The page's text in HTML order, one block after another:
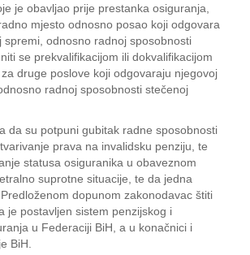
je obavljao prije prestanka osiguranja,
mjesto odnosno posao koji odgovara
spremi, odnosno radnoj sposobnosti
se prekvalifikacijom ili dokvalifikacijom
druge poslove koji odgovaraju njegovoj
radnoj sposobnosti stečenoj
da su potpuni gubitak radne sposobnosti
prava na invalidsku penziju, te
statusa osiguranika u obaveznom
suprotne situacije, te da jedna
dopunom zakonodavac štiti
je postavljen sistem penzijskog i
u Federaciji BiH, a u konačnici i
BiH.